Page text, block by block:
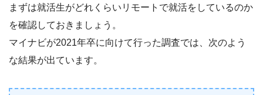
まずは就活生がどれくらいリモートで就活をしているのか
を確認しておきましょう。
マイナビが2021年卒に向けて行った調査では、次のよう
な結果が出ています。